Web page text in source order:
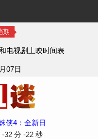
期
电视剧上映时间表
07日
侠4：全新日
-32 分 -23 秒